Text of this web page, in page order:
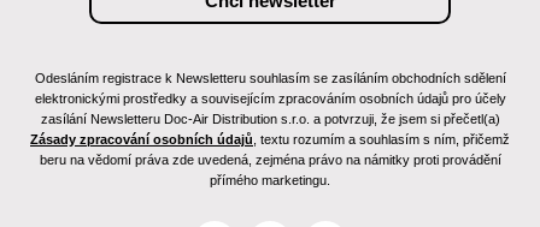
Odesláním registrace k Newsletteru souhlasím se zasíláním obchodních sdělení
elektronickými prostředky a souvisejícím zpracováním osobních údajů pro účely
zasílání Newsletteru Doc-Air Distribution s.r.o. a potvrzuji, že jsem si přečetl(a)
Zásady zpracování osobních údajů , textu rozumím a souhlasím s ním, přičemž
beru na vědomí práva zde uvedená, zejména právo na námitky proti provádění
přímého marketingu.